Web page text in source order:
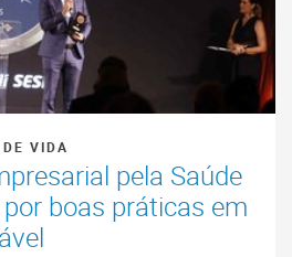
VIDA
pela Saúde
boas práticas em